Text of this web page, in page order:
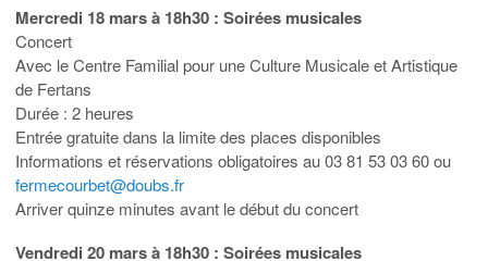
Mercredi 18 mars à 18h30 : Soirées musicales
Concert
Avec le Centre Familial pour une Culture Musicale et Artistique
de Fertans
Durée : 2 heures
Entrée gratuite dans la limite des places disponibles
Informations et réservations obligatoires au 03 81 53 03 60 ou
fermecourbet@doubs.fr
Arriver quinze minutes avant le début du concert
Vendredi 20 mars à 18h30 : Soirées musicales